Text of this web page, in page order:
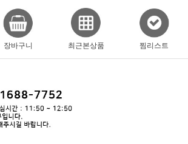
장바구니 최근본상품 찜리스트